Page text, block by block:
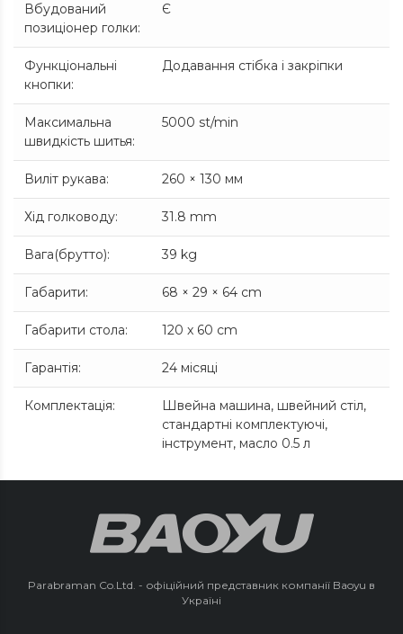
Вбудований
позиціонер голки:
Є
Функціональні
кнопки:
Додавання стібка і закріпки
Максимальна
швидкість шитья:
5000 st/min
Виліт рукава: 260 × 130 мм
Хід голководу: 31.8 mm
Вага(брутто): 39 kg
Габарити: 68 × 29 × 64 cm
Габарити стола: 120 x 60 cm
Гарантія: 24 місяці
Комплектація:
Швейна машина, швейний стіл,
стандартні комплектуючі,
інструмент, масло 0.5 л
Parabraman Co.Ltd. - офіційний представник компанії Baoyu в
Україні